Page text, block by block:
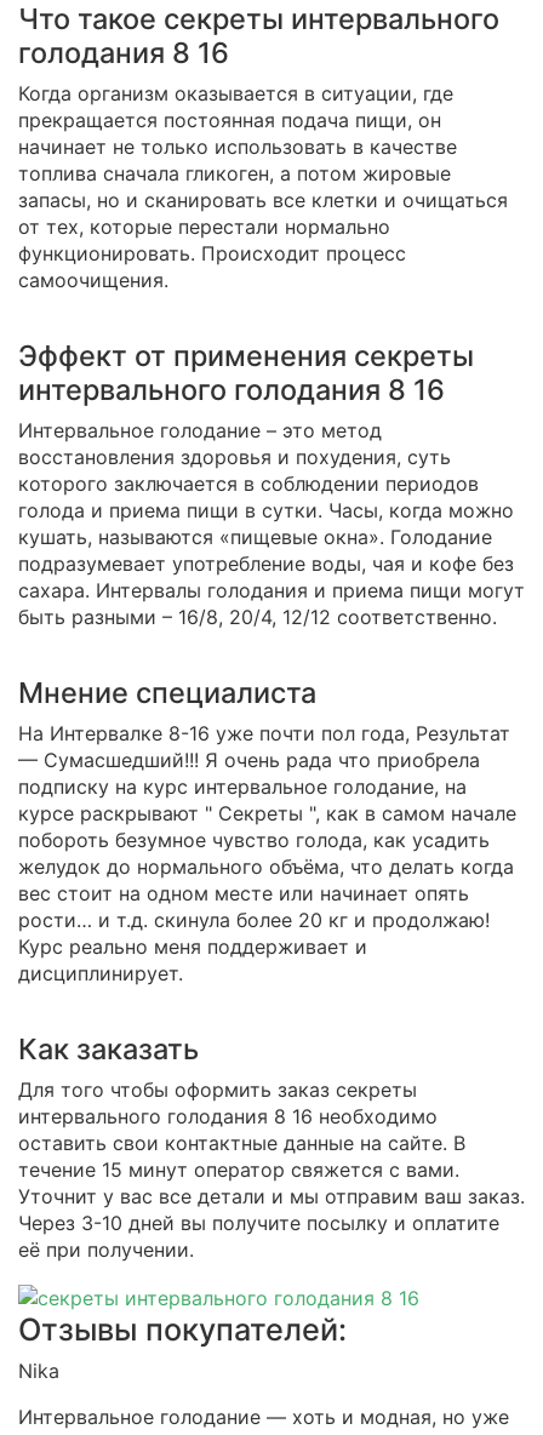
Что такое секреты интервального
голодания 8 16
Когда организм оказывается в ситуации, где
прекращается постоянная подача пищи, он
начинает не только использовать в качестве
топлива сначала гликоген, а потом жировые
запасы, но и сканировать все клетки и очищаться
от тех, которые перестали нормально
функционировать. Происходит процесс
самоочищения.
Эффект от применения секреты
интервального голодания 8 16
Интервальное голодание – это метод
восстановления здоровья и похудения, суть
которого заключается в соблюдении периодов
голода и приема пищи в сутки. Часы, когда можно
кушать, называются «пищевые окна». Голодание
подразумевает употребление воды, чая и кофе без
сахара. Интервалы голодания и приема пищи могут
быть разными – 16/8, 20/4, 12/12 соответственно.
Мнение специалиста
На Интервалке 8-16 уже почти пол года, Результат
— Сумасшедший!!! Я очень рада что приобрела
подписку на курс интервальное голодание, на
курсе раскрывают " Секреты ", как в самом начале
побороть безумное чувство голода, как усадить
желудок до нормального объёма, что делать когда
вес стоит на одном месте или начинает опять
рости… и т.д. скинула более 20 кг и продолжаю!
Курс реально меня поддерживает и
дисциплинирует.
Как заказать
Для того чтобы оформить заказ секреты
интервального голодания 8 16 необходимо
оставить свои контактные данные на сайте. В
течение 15 минут оператор свяжется с вами.
Уточнит у вас все детали и мы отправим ваш заказ.
Через 3-10 дней вы получите посылку и оплатите
её при получении.
Отзывы покупателей:
Nika
Интервальное голодание — хоть и модная, но уже